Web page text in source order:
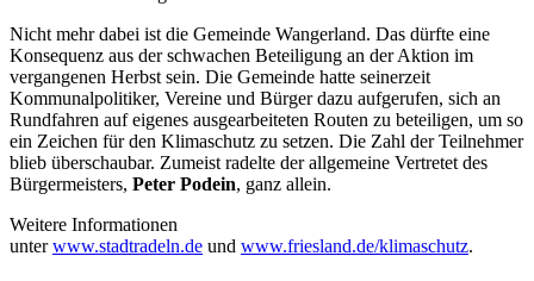
Nicht mehr dabei ist die Gemeinde Wangerland. Das dürfte eine
Konsequenz aus der schwachen Beteiligung an der Aktion im
vergangenen Herbst sein. Die Gemeinde hatte seinerzeit
Kommunalpolitiker, Vereine und Bürger dazu aufgerufen, sich an
Rundfahren auf eigenes ausgearbeiteten Routen zu beteiligen, um so
ein Zeichen für den Klimaschutz zu setzen. Die Zahl der Teilnehmer
blieb überschaubar. Zumeist radelte der allgemeine Vertretet des
Bürgermeisters, Peter Podein, ganz allein.
Weitere Informationen
unterwww.stadtradeln.de und www.friesland.de/klimaschutz.